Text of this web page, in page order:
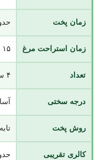
زمان پخت حدود ۲۵
زمان استراحت مرغ ۱۵ تا ۳۰ دقیقه
تعداد ۴ ساندویچ
درجه سختی
روش پخت
کالری تقریبی حدود ۴۵۰ تا